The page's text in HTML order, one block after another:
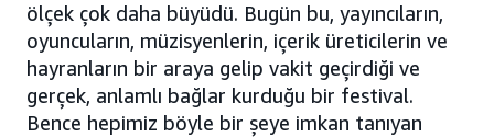
ölçek çok daha büyüdü. Bugün bu, yayıncıların,
oyuncuların, müzisyenlerin, içerik üreticilerin ve
hayranların bir araya gelip vakit geçirdiği ve
gerçek, anlamlı bağlar kurduğu bir festival.
Bence hepimiz böyle bir şeye imkan tanıyan